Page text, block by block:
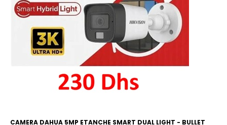
CAMERA DAHUA 5MP ETANCHE SMART DUAL LIGHT - BULLET